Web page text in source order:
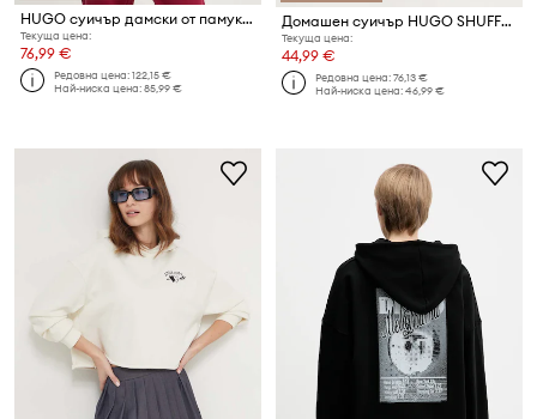
HUGO суичър дамски от памук Daxandria
Текуща цена:
76,99 €
Редовна цена:122,15 €
Най-ниска цена:85,99 €
Домашен суичър HUGO SHUFFLE_HOODIE
Текуща цена:
44,99 €
Редовна цена:76,13 €
Най-ниска цена:46,99 €